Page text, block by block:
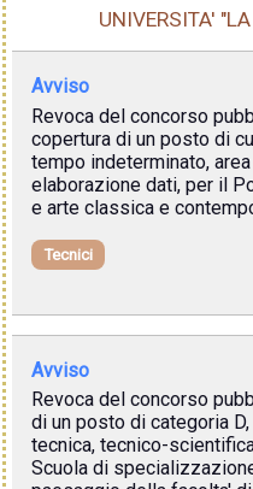
UNIVERSITA'
Avviso
Revoca del concorso
copertura di un posto di
tempo indeterminato,
elaborazione dati, per il
e arte classica e
Tecnici
Avviso
Revoca del concorso
di un posto di categoria
tecnica, tecnico-
Scuola di